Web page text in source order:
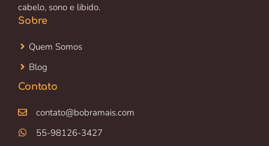
cabelo, sono e libido.
Sobre
Quem Somos
Blog
Contato
contato@bobramais.com
55-98126-3427